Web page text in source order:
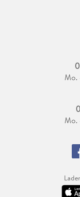
Mo.
Mo.